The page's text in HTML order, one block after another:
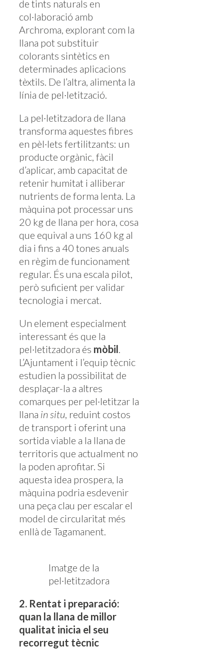
de tints naturals en
col·laboració amb
Archroma, explorant com la
llana pot substituir
colorants sintètics en
determinades aplicacions
tèxtils. De l’altra, alimenta la
línia de pel·letització.
La pel·letitzadora de llana
transforma aquestes fibres
en pèl·lets fertilitzants: un
producte orgànic, fàcil
d’aplicar, amb capacitat de
retenir humitat i alliberar
nutrients de forma lenta. La
màquina pot processar uns
20 kg de llana per hora, cosa
que equival a uns 160 kg al
dia i fins a 40 tones anuals
en règim de funcionament
regular. És una escala pilot,
però suficient per validar
tecnologia i mercat.
Un element especialment
interessant és que la
pel·letitzadora és mòbil.
L’Ajuntament i l’equip tècnic
estudien la possibilitat de
desplaçar-la a altres
comarques per pel·letitzar la
llana in situ, reduint costos
de transport i oferint una
sortida viable a la llana de
territoris que actualment no
la poden aprofitar. Si
aquesta idea prospera, la
màquina podria esdevenir
una peça clau per escalar el
model de circularitat més
enllà de Tagamanent.
Imatge de la
pel·letitzadora
2. Rentat i preparació:
quan la llana de millor
qualitat inicia el seu
recorregut tècnic